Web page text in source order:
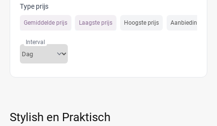
Type prijs
Gemiddelde prijs Laagste prijs Hoogste prijs Aanbiedings prijs
Interval
Stylish en Praktisch